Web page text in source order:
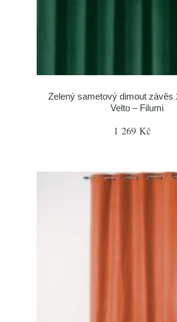
Zelený sametový dimout závěs
Velto – Filumi
1 269 Kč